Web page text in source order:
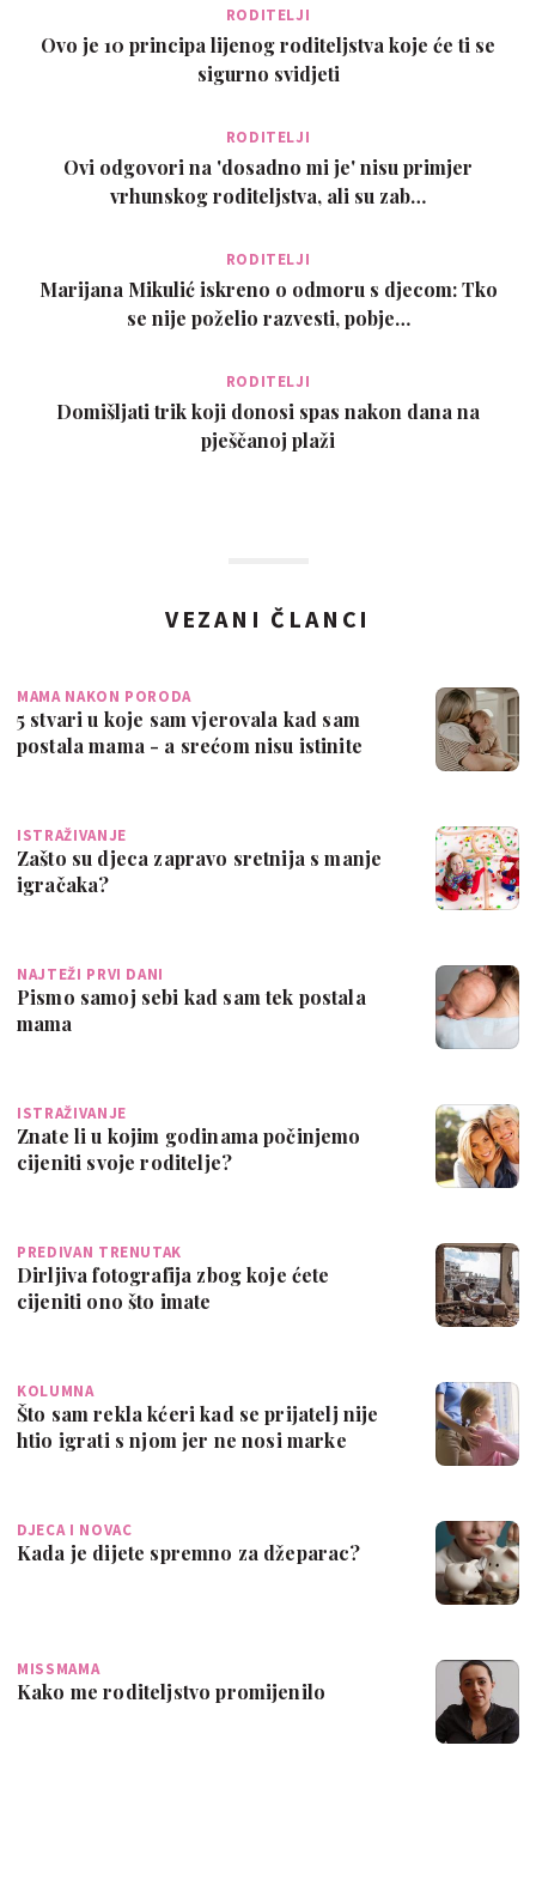
RODITELJI
Ovo je 10 principa lijenog roditeljstva koje će ti se
sigurno svidjeti
RODITELJI
Ovi odgovori na 'dosadno mi je' nisu primjer
vrhunskog roditeljstva, ali su zab…
RODITELJI
Marijana Mikulić iskreno o odmoru s djecom: Tko
se nije poželio razvesti, pobje…
RODITELJI
Domišljati trik koji donosi spas nakon dana na
pješčanoj plaži
VEZANI ČLANCI
MAMA NAKON PORODA
5 stvari u koje sam vjerovala kad sam
postala mama - a srećom nisu istinite
ISTRAŽIVANJE
Zašto su djeca zapravo sretnija s manje
igračaka?
NAJTEŽI PRVI DANI
Pismo samoj sebi kad sam tek postala
mama
ISTRAŽIVANJE
Znate li u kojim godinama počinjemo
cijeniti svoje roditelje?
PREDIVAN TRENUTAK
Dirljiva fotografija zbog koje ćete
cijeniti ono što imate
KOLUMNA
Što sam rekla kćeri kad se prijatelj nije
htio igrati s njom jer ne nosi marke
DJECA I NOVAC
Kada je dijete spremno za džeparac?
MISSMAMA
Kako me roditeljstvo promijenilo